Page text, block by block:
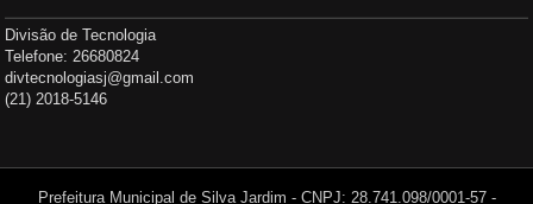
Divisão de Tecnologia
Telefone: 26680824
divtecnologiasj@gmail.com
(21) 2018-5146
Prefeitura Municipal de Silva Jardim - CNPJ: 28.741.098/0001-57 -